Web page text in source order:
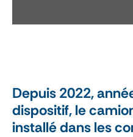
Depuis 2022,
dispositif, le
installé dans les